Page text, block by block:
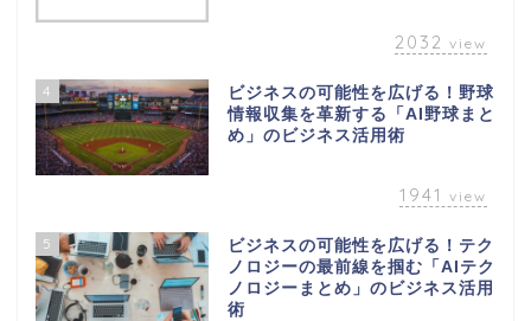
2032 view
4
ビジネスの可能性を広げる！野球
情報収集を革新する「AI野球まと
め」のビジネス活用術
1941 view
5
ビジネスの可能性を広げる！テク
ノロジーの最前線を掴む「AIテク
ノロジーまとめ」のビジネス活用
術